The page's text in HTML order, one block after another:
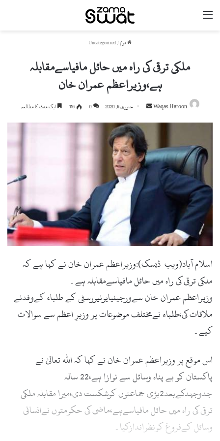
ھوم/
Uncategorized
ملکی ترقی کی راہ میں حائل مافیاسےمقابلہ
ہے،وزیراعظم عمران خان
Waqas Haroon
n
d
a
n
e
m
جنوری 6, 2020 0
116 ایک منٹ کا مطالعہ
اسلام آباد(ویب ڈیسک):وزیراعظم عمران خان نے کہا ہے کہ
ملکی ترقی کی راہ میں حائل مافیاسےمقابلہ ہے۔
وزیراعظم عمران خان سےورجینیایونیورسٹی کے طلباء کےوفدنے
ملاقات کی،طلباء نےمختلف موضوعات پر وزیرِ اعظم سے سوالات
کیے۔
اس موقع پر وزیراعظم عمران خان نے کہا کہ اللہ تعالیٰ نے
پاکستان کو بے پناہ وسائل سے نوازا ہے،22 سالہ
جدوجہدکےبعد2بڑی جماعتوں کوشکست دی،میرا مقابلہ ملکی
ترقی کی راہ میں حائل مافیاسےہے،ماضی کی حکومتوں نےانسانی
وسائل کےفروغ کونظراندازکیا۔